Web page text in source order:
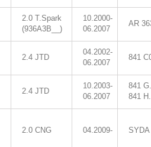
2.0 T.Spark
(936A3B__)
10.2000-
06.2007
AR
2.4 JTD
04.2002-
06.2007
841
2.4 JTD
10.2003-
06.2007
841
841
2.0 CNG 04.2009- SYDA